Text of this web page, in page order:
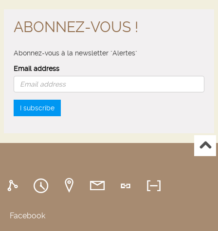
ABONNEZ-VOUS !
Abonnez-vous à la newsletter "Alertes"
Email address
I subscribe
Facebook